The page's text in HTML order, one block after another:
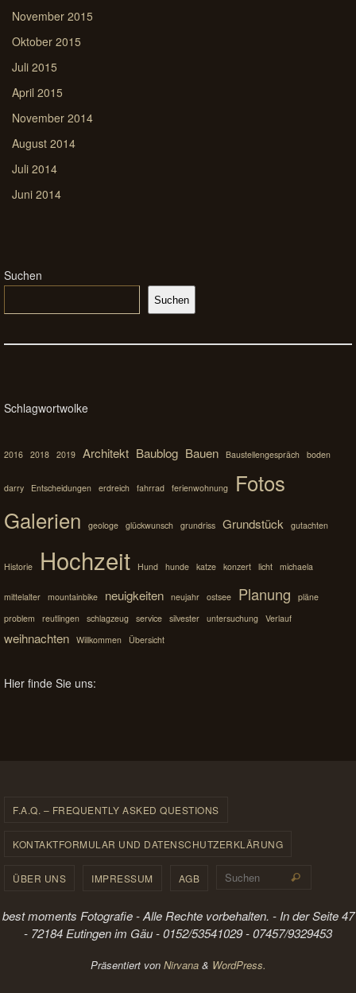
November 2015
Oktober 2015
Juli 2015
April 2015
November 2014
August 2014
Juli 2014
Juni 2014
Suchen
Suchen
Schlagwortwolke
2016 2018 2019 Architekt Baublog Bauen Baustellengespräch boden
darry Entscheidungen erdreich fahrrad ferienwohnung
Fotos
Galerien
geologe glückwunsch grundriss Grundstück gutachten
Historie Hochzeit Hund hunde katze konzert licht michaela
mittelalter mountainbike neuigkeiten neujahr ostsee Planung
pläne
problem
reutlingen schlagzeug service silvester untersuchung Verlauf
weihnachten Willkommen Übersicht
Hier finde Sie uns:
F.A.Q. – FREQUENTLY ASKED QUESTIONS
KONTAKTFORMULAR UND DATENSCHUTZERKLÄRUNG
ÜBER UNS IMPRESSUM AGB Suchen
best moments Fotografie - Alle Rechte vorbehalten. - In der Seite 47
- 72184 Eutingen im Gäu - 0152/53541029 - 07457/9329453
Präsentiert von Nirvana& WordPress.